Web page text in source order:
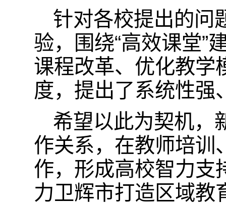
针对各校提出的问
验，围绕“高效课堂”
课程改革、优化教学
度，提出了系统性强
希望以此为契机，
作关系，在教师培训
作，形成高校智力支
力卫辉市打造区域教